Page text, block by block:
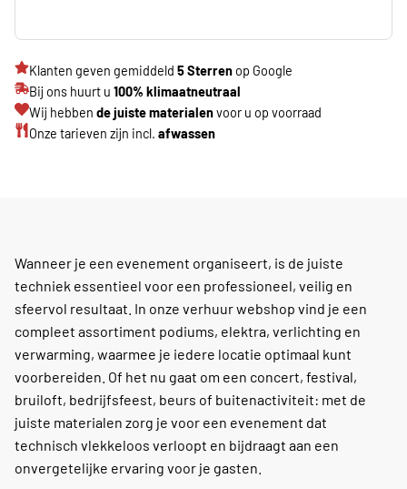
Klanten geven gemiddeld 5 Sterren op Google
Bij ons huurt u 100% klimaatneutraal
Wij hebben de juiste materialenvoor u op voorraad
Onze tarieven zijn incl. afwassen
Wanneer je een evenement organiseert, is de juiste
techniek essentieel voor een professioneel, veilig en
sfeervol resultaat. In onze verhuur webshop vind je een
compleet assortiment podiums, elektra, verlichting en
verwarming, waarmee je iedere locatie optimaal kunt
voorbereiden. Of het nu gaat om een concert, festival,
bruiloft, bedrijfsfeest, beurs of buitenactiviteit: met de
juiste materialen zorg je voor een evenement dat
technisch vlekkeloos verloopt en bijdraagt aan een
onvergetelijke ervaring voor je gasten.